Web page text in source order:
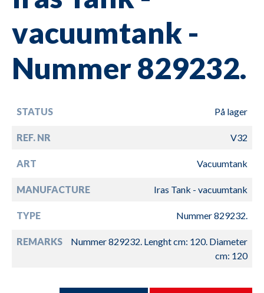
vacuumtank -
Nummer 829232.
STATUS På lager
REF. NR V32
ART Vacuumtank
MANUFACTURE Iras Tank - vacuumtank
TYPE Nummer 829232.
REMARKS
Nummer 829232. Lenght cm: 120. Diameter
cm: 120